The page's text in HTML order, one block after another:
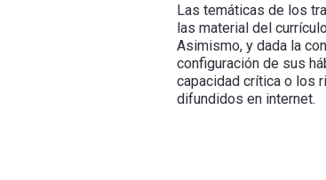
Las temáticas de los
las material del
Asimismo, y dada la
configuración de sus
capacidad crítica o los
difundidos en internet.